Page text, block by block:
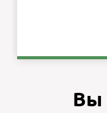
Вы